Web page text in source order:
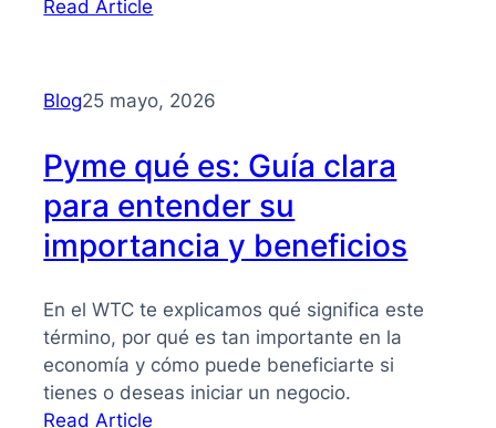
Read Article
para
PYMES
Blog25 mayo, 2026
Pyme qué es: Guía clara
para entender su
importancia y beneficios
En el WTC te explicamos qué significa este
término, por qué es tan importante en la
economía y cómo puede beneficiarte si
tienes o deseas iniciar un negocio.
Read Article